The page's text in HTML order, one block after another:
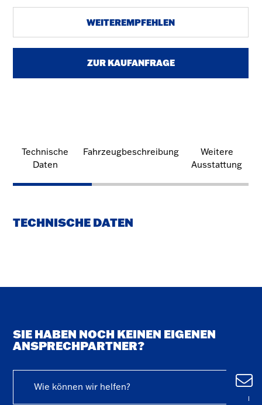
WEITEREMPFEHLEN
ZUR KAUFANFRAGE
Technische
Daten
Fahrzeugbeschreibung
Weitere
Ausstattung
TECHNISCHE DATEN
SIE HABEN NOCH KEINEN EIGENEN
ANSPRECHPARTNER?
Wie können wir helfen?